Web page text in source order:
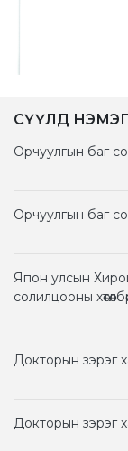
СҮҮЛД
Орчуулгын баг
Орчуулгын баг
Япон улсын
солилцооны
Докторын зэрэг
Докторын зэрэг